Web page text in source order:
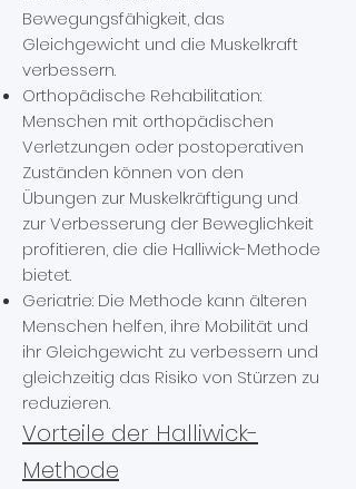
Bewegungsfähigkeit, das
Gleichgewicht und die Muskelkraft
verbessern.
Orthopädische Rehabilitation:
Menschen mit orthopädischen
Verletzungen oder postoperativen
Zuständen können von den
Übungen zur Muskelkräftigung und
zur Verbesserung der Beweglichkeit
profitieren, die die Halliwick-Methode
bietet.
Geriatrie: Die Methode kann älteren
Menschen helfen, ihre Mobilität und
ihr Gleichgewicht zu verbessern und
gleichzeitig das Risiko von Stürzen zu
reduzieren.
Vorteile der Halliwick-
Methode